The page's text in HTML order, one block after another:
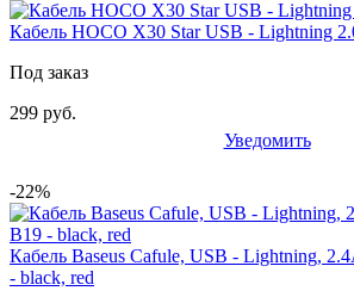
Кабель HOCO X30 Star USB - Lightning
Под заказ
299 руб.
Уведомить
-22%
Кабель Baseus Cafule, USB - Lightning,
- black, red